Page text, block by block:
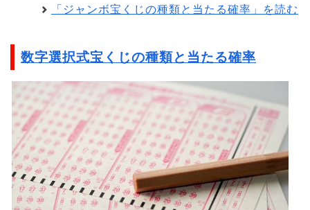
「ジャンボ宝くじの種類と当たる確率」を読む
数字選択式宝くじの種類と当たる確率